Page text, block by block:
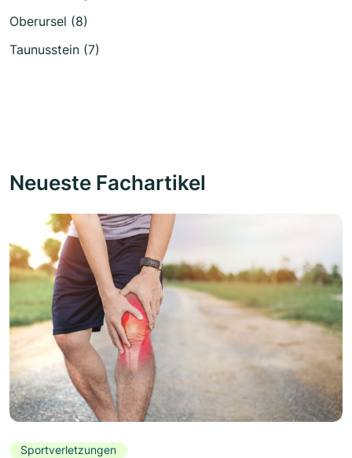
Oberursel (8)
Taunusstein (7)
Neueste Fachartikel
Sportverletzungen